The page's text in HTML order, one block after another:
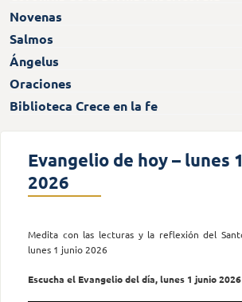
Novenas
Salmos
Ángelus
Oraciones
Biblioteca Crece en la fe
Evangelio de hoy – lunes
2026
Medita con las lecturas y la reflexión del
lunes 1 junio 2026
Escucha el Evangelio del día, lunes 1 junio 2026